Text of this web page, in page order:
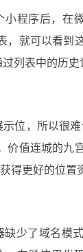
小程序后，在
，就可以看到
列表中的历史
位，所以很
价值连城的九
得更好的位置
缺少了域名模